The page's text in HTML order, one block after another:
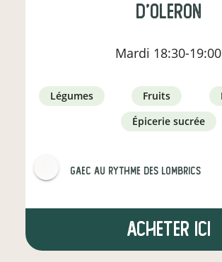
d’Oleron
Mardi 18:30-19:00
légumes fruits
épicerie sucrée
GAEC Au Rythme des lombrics
Acheter ici